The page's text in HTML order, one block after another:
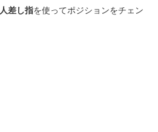
人差し指を使ってポジションをチェン